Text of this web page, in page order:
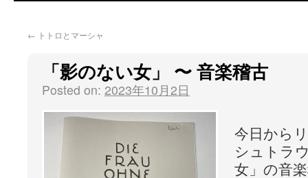
← トトロとマーシャ
「影のない女」 〜 音楽稽古
Posted on: 2023年10月2日
今日から
シュトラ
女」の音